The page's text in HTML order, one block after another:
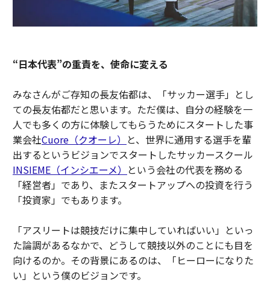
“日本代表”の重責を、使命に変える
みなさんがご存知の長友佑都は、「サッカー選手」とし
ての長友佑都だと思います。ただ僕は、自分の経験を一
人でも多くの方に体験してもらうためにスタートした事
業会社Cuore（クオーレ） と、世界に通用する選手を輩
出するというビジョンでスタートしたサッカースクール
INSIEME（インシエーメ） という会社の代表を務める
「経営者」であり、またスタートアップへの投資を行う
「投資家」でもあります。
「アスリートは競技だけに集中していればいい」といっ
た論調があるなかで、どうして競技以外のことにも目を
向けるのか。その背景にあるのは、「ヒーローになりた
い」という僕のビジョンです。